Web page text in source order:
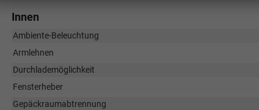
Innen
Ambiente-Beleuchtung
Armlehnen
Durchlademöglichkeit
Fensterheber
Gepäckraumabtrennung